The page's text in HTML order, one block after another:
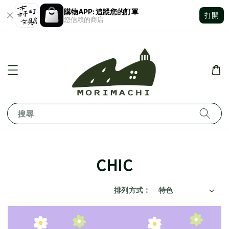
購物APP: 追蹤您的訂單
您信賴的商店
打開
搜尋
CHIC
排列方式 :